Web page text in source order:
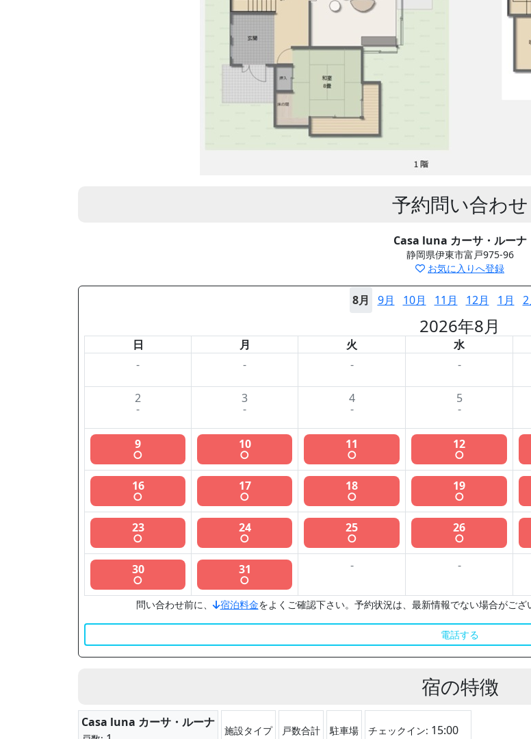
予約問い合わせ
Casa luna カーサ・ルーナ
静岡県伊東市富戸975-96
お気に入りへ登録
8月 9月 10月 11月 12月 1月 2
2026年8月
日 月 火 水
-
- - -
2
-
3
-
4
-
5
-
9
○
10
○
11
○
12
○
16
○
17
○
18
○
19
○
23
○
24
○
25
○
26
○
30
○
31
○
- -
問い合わせ前に、 宿泊料金をよくご確認下さい。予約状況は、最新情報でない場合がご
電話する
宿の特徴
Casa luna カーサ・ルーナ
施設タイプ 戸数合計 駐車場 チェックイン: 15:00